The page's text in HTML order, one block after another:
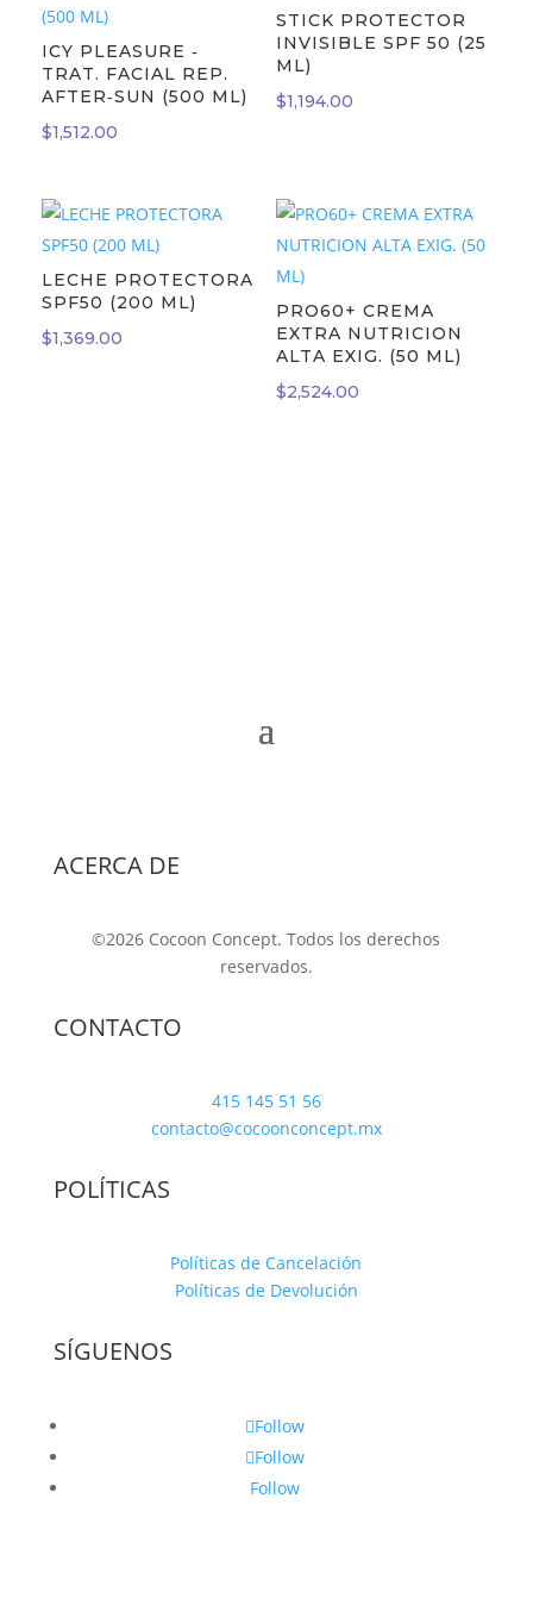
ICY PLEASURE ‐
TRAT. FACIAL REP.
AFTER‐SUN (500 ML)
$1,512.00
STICK PROTECTOR
INVISIBLE SPF 50 (25
ML)
$1,194.00
LECHE PROTECTORA
SPF50 (200 ML)
$1,369.00
PRO60+ CREMA
EXTRA NUTRICION
ALTA EXIG. (50 ML)
$2,524.00
ACERCA DE
©2026 Cocoon Concept. Todos los derechos
reservados.
CONTACTO
415 145 51 56
contacto@cocoonconcept.mx
POLÍTICAS
Políticas de Cancelación
Políticas de Devolución
SÍGUENOS
Follow
Follow
Follow